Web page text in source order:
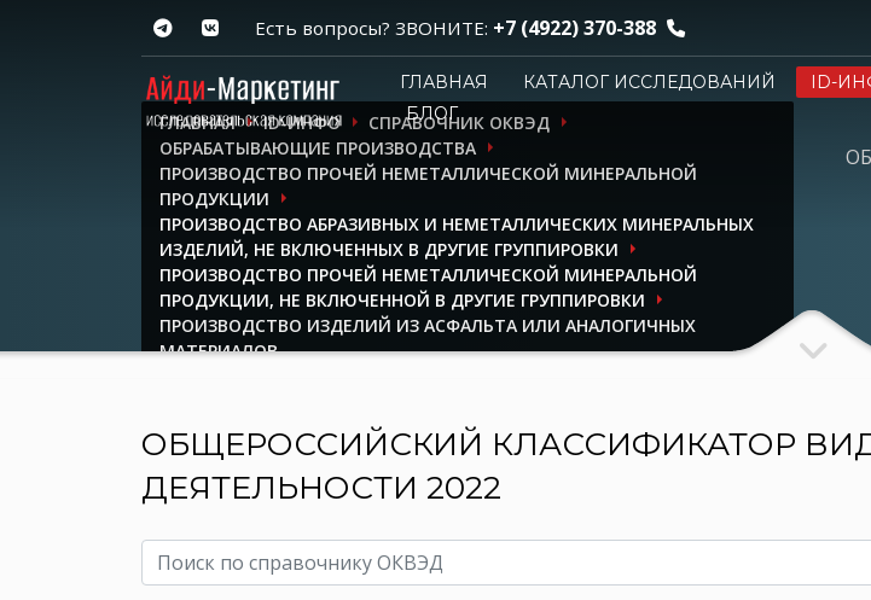
Есть вопросы? ЗВОНИТЕ: +7 (4922) 370-388
ГЛАВНАЯ КАТАЛОГ ИССЛЕДОВАНИЙ ID-
БЛОГ
ГЛАВНАЯ ID-ИНФО
СПРАВОЧНИК ОКВЭД
ОБРАБАТЫВАЮЩИЕ ПРОИЗВОДСТВА
ПРОИЗВОДСТВО ПРОЧЕЙ НЕМЕТАЛЛИЧЕСКОЙ МИНЕРАЛЬНОЙ
ПРОДУКЦИИ
ПРОИЗВОДСТВО АБРАЗИВНЫХ И НЕМЕТАЛЛИЧЕСКИХ МИНЕРАЛЬНЫХ
ИЗДЕЛИЙ, НЕ ВКЛЮЧЕННЫХ В ДРУГИЕ ГРУППИРОВКИ
ПРОИЗВОДСТВО ПРОЧЕЙ НЕМЕТАЛЛИЧЕСКОЙ МИНЕРАЛЬНОЙ
ПРОДУКЦИИ, НЕ ВКЛЮЧЕННОЙ В ДРУГИЕ ГРУППИРОВКИ
ПРОИЗВОДСТВО ИЗДЕЛИЙ ИЗ АСФАЛЬТА ИЛИ АНАЛОГИЧНЫХ
МАТЕРИАЛОВ
ОБЩЕРОССИЙСКИЙ КЛАССИФИКАТОР
ДЕЯТЕЛЬНОСТИ 2022